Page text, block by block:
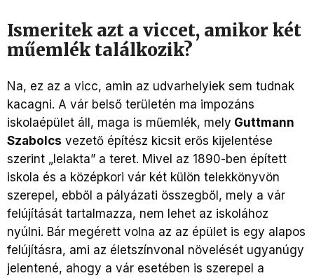
Ismeritek azt a viccet, amikor két
műemlék találkozik?
Na, ez az a vicc, amin az udvarhelyiek sem tudnak
kacagni. A vár belső területén ma impozáns
iskolaépület áll, maga is műemlék, mely Guttmann
Szabolcs vezető építész kicsit erős kijelentése
szerint „lelakta” a teret. Mivel az 1890-ben épített
iskola és a középkori vár két külön telekkönyvön
szerepel, ebből a pályázati összegből, mely a vár
felújítását tartalmazza, nem lehet az iskolához
nyúlni. Bár megérett volna az az épület is egy alapos
felújításra, ami az életszínvonal növelését ugyanúgy
jelentené, ahogy a vár esetében is szerepel a